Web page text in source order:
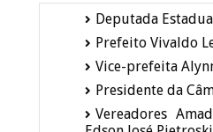
Deputada
Prefeito Vivaldo
Vice-prefeita
Presidente da
Vereadores